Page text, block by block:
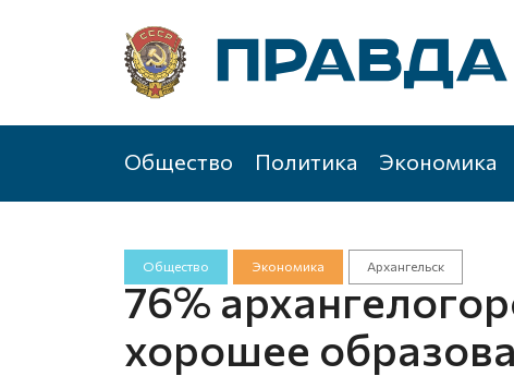
Общество Политика Экономика
Общество Экономика Архангельск
76%
хорошее